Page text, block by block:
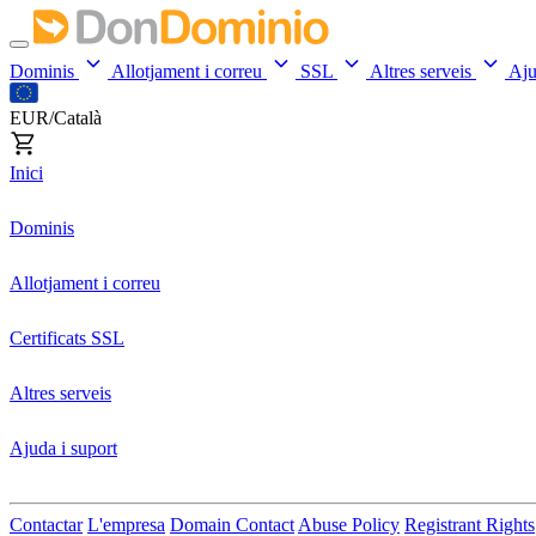
Dominis Allotjament i correu SSL Altres serveis
EUR/Català
Inici
Dominis
Allotjament i correu
Certificats SSL
Altres serveis
Ajuda i suport
Contactar L'empresa Domain Contact Abuse Policy Registrant Rights